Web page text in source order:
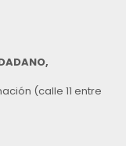
(calle 11 entre